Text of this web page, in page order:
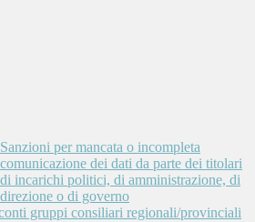
Sanzioni per mancata o incompleta
comunicazione dei dati da parte dei titolari
di incarichi politici, di amministrazione, di
direzione o di governo
gruppi consiliari regionali/provinciali